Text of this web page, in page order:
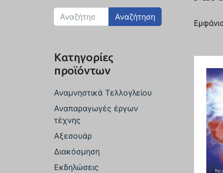
Αναζήτηση
Κατηγορίες
προϊόντων
Αναμνηστικά Τελλογλείου
Αναπαραγωγές έργων
τέχνης
Αξεσουάρ
Διακόσμηση
Εκδηλώσεις